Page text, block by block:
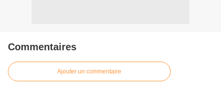
Commentaires
Ajouter un commentaire